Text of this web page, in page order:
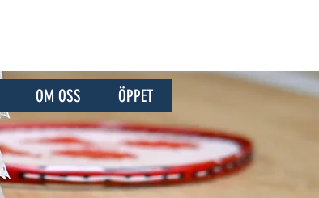
OM OSS ÖPPET